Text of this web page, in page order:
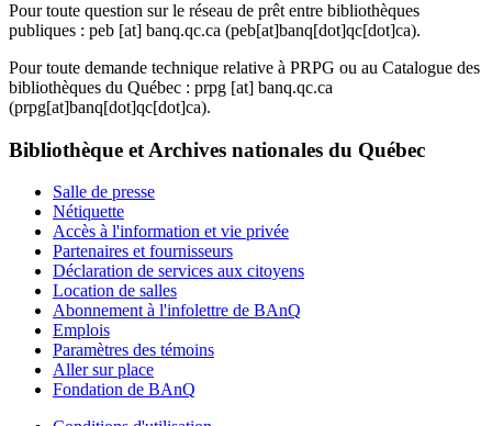
Pour toute question sur le réseau de prêt entre bibliothèques
publiques : peb [at] banq.qc.ca (peb[at]banq[dot]qc[dot]ca).
Pour toute demande technique relative à PRPG ou au Catalogue des
bibliothèques du Québec : prpg [at] banq.qc.ca
(prpg[at]banq[dot]qc[dot]ca).
Bibliothèque et Archives nationales du Québec
Salle de presse
Nétiquette
Accès à l'information et vie privée
Partenaires et fournisseurs
Déclaration de services aux citoyens
Location de salles
Abonnement à l'infolettre de BAnQ
Emplois
Paramètres des témoins
Aller sur place
Fondation de BAnQ